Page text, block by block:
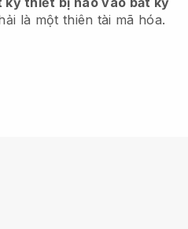
là một thiên tài mã hóa.